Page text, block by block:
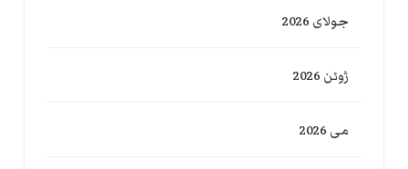
جولای 2026
ژوئن 2026
می 2026